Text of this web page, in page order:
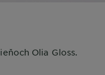
Olia Gloss.